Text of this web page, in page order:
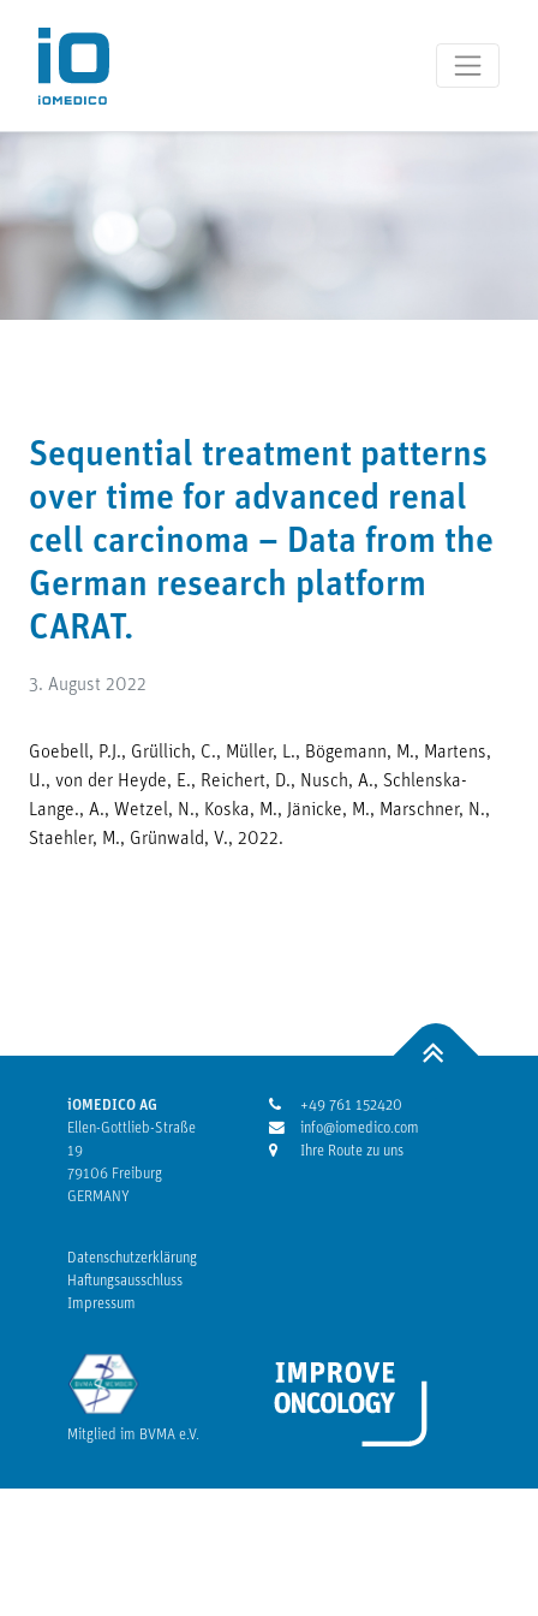
Sequential treatment patterns
over time for advanced renal
cell carcinoma – Data from the
German research platform
CARAT.
3. August 2022
Goebell, P.J., Grüllich, C., Müller, L., Bögemann, M., Martens,
U., von der Heyde, E., Reichert, D., Nusch, A., Schlenska-
Lange., A., Wetzel, N., Koska, M., Jänicke, M., Marschner, N.,
Staehler, M., Grünwald, V., 2022.
iOMEDICO AG
Ellen-Gottlieb-Straße
19
79106 Freiburg
GERMANY
+49 761 152420
info@iomedico.com
Ihre Route zu uns
Datenschutzerklärung
Haftungsausschluss
Impressum
Mitglied im BVMA e.V.